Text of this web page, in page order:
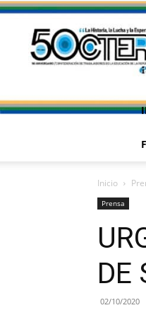
Inicio
Prensa
DE
02/10/2020